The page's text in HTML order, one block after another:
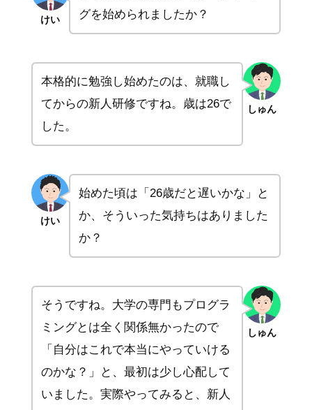
けい
グを始められましたか？
しゅん
本格的に勉強し始めたのは、就職し
てからの新人研修ですね。歳は26で
した。
けい
始めた頃は「26歳だと遅いかな」と
か、そういった気持ちはありました
か？
しゅん
そうですね。大学の専門もプログラ
ミングとは全く関係無かったので
「自分はこれで本当にやっていける
のかな？」と、最初は少し心配して
いました。実際やってみると、新人